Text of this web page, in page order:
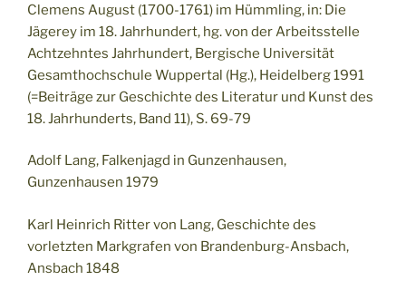
Clemens August (1700-1761) im Hümmling, in: Die
Jägerey im 18. Jahrhundert, hg. von der Arbeitsstelle
Achtzehntes Jahrhundert, Bergische Universität
Gesamthochschule Wuppertal (Hg.), Heidelberg 1991
(=Beiträge zur Geschichte des Literatur und Kunst des
18. Jahrhunderts, Band 11), S. 69-79
Adolf Lang, Falkenjagd in Gunzenhausen,
Gunzenhausen 1979
Karl Heinrich Ritter von Lang, Geschichte des
vorletzten Markgrafen von Brandenburg-Ansbach,
Ansbach 1848